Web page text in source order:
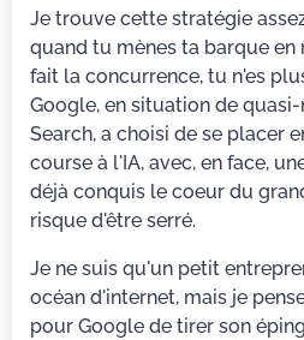
Je trouve cette stratégie
quand tu mènes ta barque en
fait la concurrence, tu n'es
Google, en situation de
Search, a choisi de se placer
course à l'IA, avec, en face,
déjà conquis le coeur du
risque d'être serré.
Je ne suis qu'un petit
océan d'internet, mais je
pour Google de tirer son